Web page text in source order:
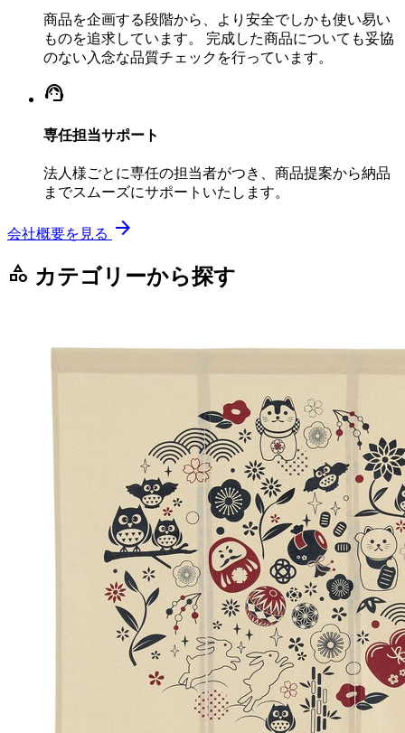
商品を企画する段階から、より安全でしかも使い易い
ものを追求しています。 完成した商品についても妥協
のない入念な品質チェックを行っています。
support_agent
専任担当サポート
法人様ごとに専任の担当者がつき、商品提案から納品
までスムーズにサポートいたします。
会社概要を見る arrow_forward
category カテゴリーから探す